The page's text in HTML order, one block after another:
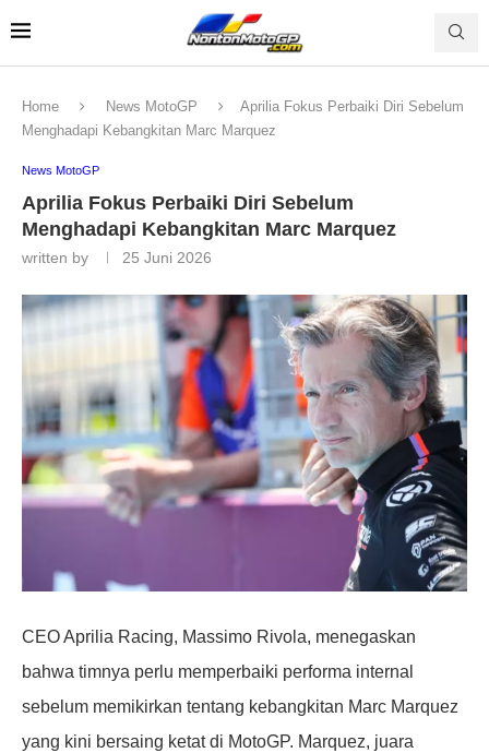
Home News MotoGP
Aprilia Fokus Perbaiki Diri Sebelum
Menghadapi Kebangkitan Marc Marquez
News MotoGP
Aprilia Fokus Perbaiki Diri Sebelum
Menghadapi Kebangkitan Marc Marquez
written by 25 Juni 2026
CEO Aprilia Racing, Massimo Rivola, menegaskan
bahwa timnya perlu memperbaiki performa internal
sebelum memikirkan tentang kebangkitan Marc Marquez
yang kini bersaing ketat di MotoGP. Marquez, juara